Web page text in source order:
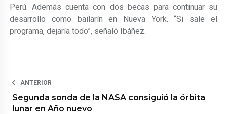
Perú. Además cuenta con dos becas para continuar su
desarrollo como bailarín en Nueva York. “Si sale el
programa, dejaría todo”, señaló Ibáñez.
ANTERIOR
Segunda sonda de la NASA consiguió la órbita
lunar en Año nuevo